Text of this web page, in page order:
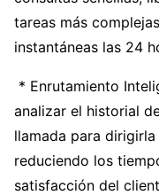
tareas más
instantáneas las 24
* Enrutamiento
analizar el historial
llamada para
reduciendo los
satisfacción del